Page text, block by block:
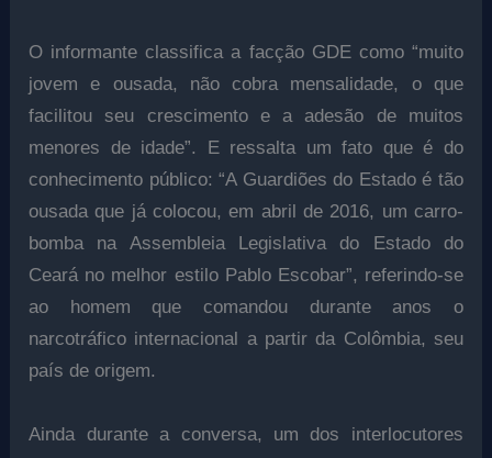
O informante classifica a facção GDE como “muito
jovem e ousada, não cobra mensalidade, o que
facilitou seu crescimento e a adesão de muitos
menores de idade”. E ressalta um fato que é do
conhecimento público: “A Guardiões do Estado é tão
ousada que já colocou, em abril de 2016, um carro-
bomba na Assembleia Legislativa do Estado do
Ceará no melhor estilo Pablo Escobar”, referindo-se
ao homem que comandou durante anos o
narcotráfico internacional a partir da Colômbia, seu
país de origem.
Ainda durante a conversa, um dos interlocutores